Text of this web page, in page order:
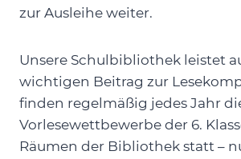
zur Ausleihe weiter.
Unsere Schulbibliothek leistet
wichtigen Beitrag zur
finden regelmäßig jedes Jahr
Vorlesewettbewerbe der 6.
Räumen der Bibliothek statt –